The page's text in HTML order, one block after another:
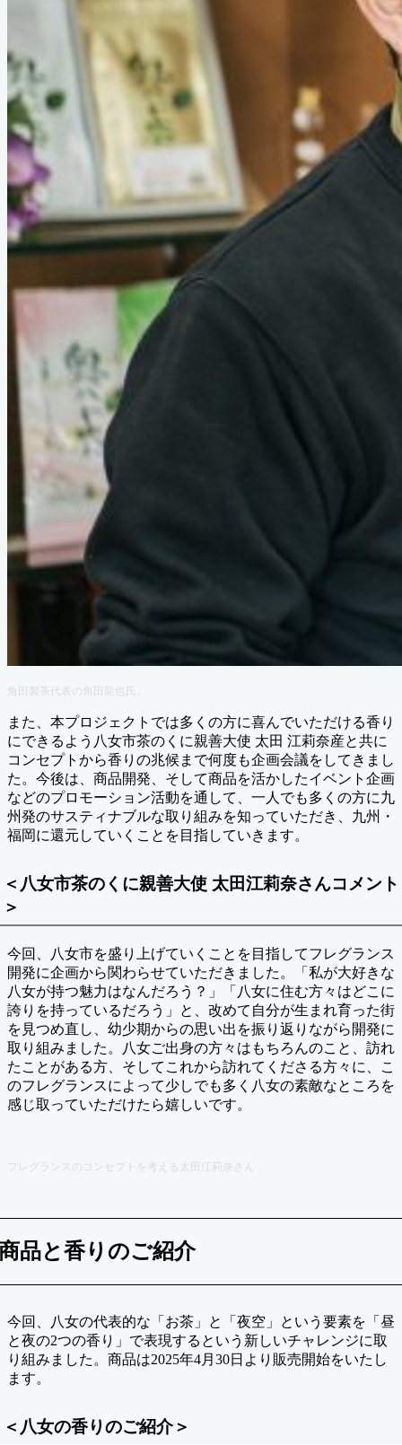
角田製茶代表の角田龍也氏。
また、本プロジェクトでは多くの方に喜んでいただける香り
にできるよう八女市茶のくに親善大使 太田 江莉奈産と共に
コンセプトから香りの兆候まで何度も企画会議をしてきまし
た。今後は、商品開発、そして商品を活かしたイベント企画
などのプロモーション活動を通して、一人でも多くの方に九
州発のサスティナブルな取り組みを知っていただき、九州・
福岡に還元していくことを目指していきます。
＜八女市茶のくに親善大使 太田江莉奈さんコメント
＞
今回、八女市を盛り上げていくことを目指してフレグランス
開発に企画から関わらせていただきました。「私が大好きな
八女が持つ魅力はなんだろう？」「八女に住む方々はどこに
誇りを持っているだろう」と、改めて自分が生まれ育った街
を見つめ直し、幼少期からの思い出を振り返りながら開発に
取り組みました。八女ご出身の方々はもちろんのこと、訪れ
たことがある方、そしてこれから訪れてくださる方々に、こ
のフレグランスによって少しでも多く八女の素敵なところを
感じ取っていただけたら嬉しいです。
フレグランスのコンセプトを考える太田江莉奈さん
品と香りのご紹介
今回、八女の代表的な「お茶」と「夜空」という要素を「昼
と夜の2つの香り」で表現するという新しいチャレンジに取
り組みました。商品は2025年4月30日より販売開始をいたし
ます。
＜八女の香りのご紹介＞